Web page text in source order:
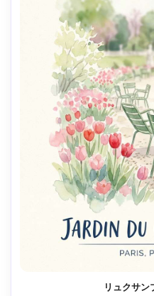
リュクサン